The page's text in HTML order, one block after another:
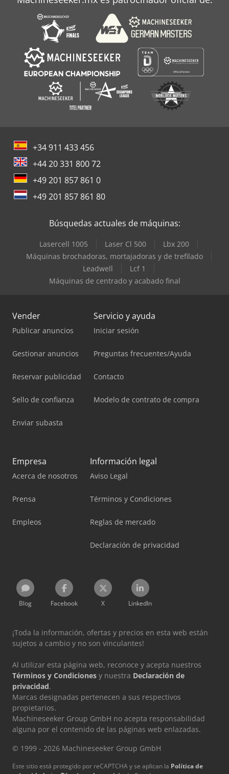
+34 911 433 456
+44 20 331 800 72
+49 201 857 861 0
+49 201 857 861 80
Búsquedas actuales de máquinas:
Lasercell 1005 Laser Cl 500
Lbx 200
Máquinas brochadoras, mortajadoras y de trefilado
Leadwell
Lcf 1
Máquinas de centrado y acabado final
Vender
Publicar anuncios
Gestionar anuncios
Reservar publicidad
Sello de confianza
Enviar subasta
Servicio y ayuda
Iniciar sesión
Preguntas frecuentes/Ayuda
Contacto
Modelo de contrato de compra
Empresa
Acerca de nosotros
Prensa
Empleos
Información legal
Aviso Legal
Términos y Condiciones
Reglas de mercado
Declaración de privacidad
Blog Facebook X LinkedIn
¡Toda la información, ofertas y precios en esta web están
sujetos a cambio y no son vinculantes!
Al utilizar esta página web, reconoce y acepta nuestros
Términos y Condiciones y nuestra Declaración de
privacidad.
Marcas designadas pertenecen a sus respectivos
propietarios.
Machineseeker Group GmbH no acepta responsabilidad
alguna por el contenido de las páginas web enlazadas.
© 1999 - 2026 Machineseeker Group GmbH
Este sitio está protegido por reCAPTCHA y se aplican la Política de